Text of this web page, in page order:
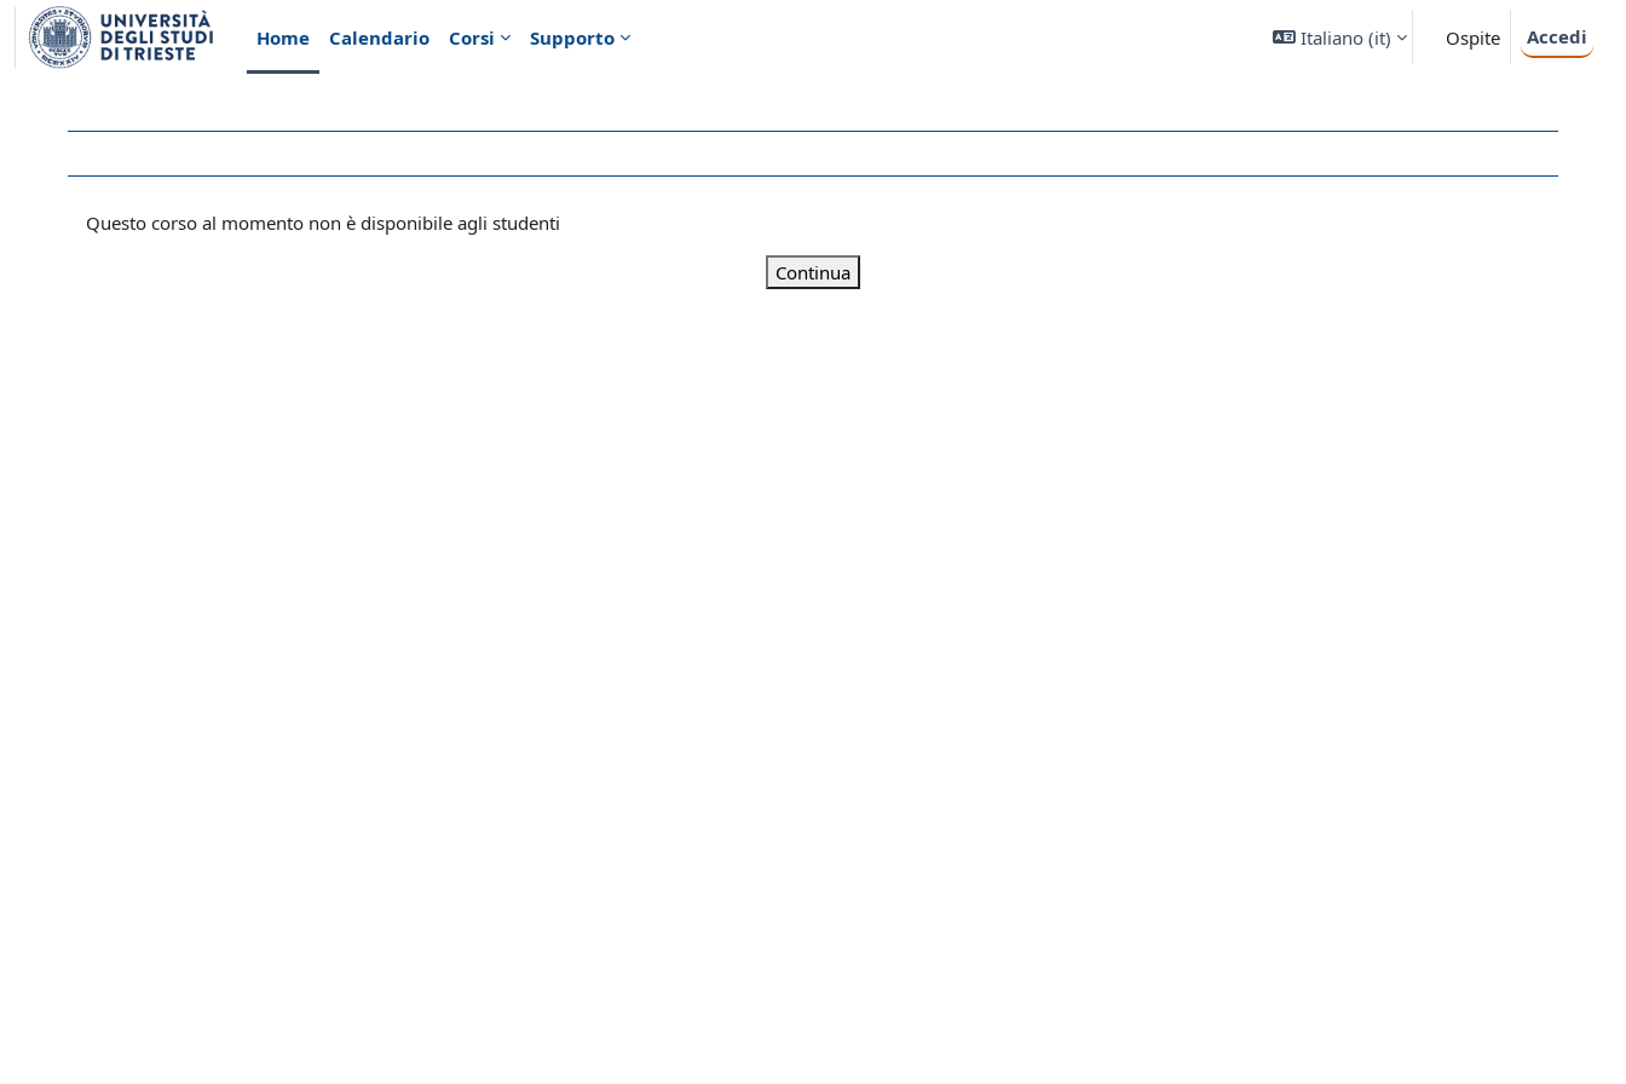
Vai al contenuto principale
Home
Calendario Corsi Supporto Italiano ‎(it)‎ Ospite Accedi
Questo corso al momento non è disponibile agli studenti
Continua